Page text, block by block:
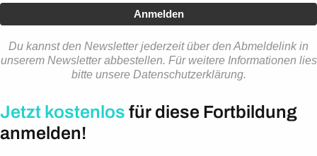
Anmelden
Du kannst den Newsletter jederzeit über den Abmeldelink in
unserem Newsletter abbestellen. Für weitere Informationen lies
bitte unsere Datenschutzerklärung.
Jetzt kostenlos für diese Fortbildung
anmelden!